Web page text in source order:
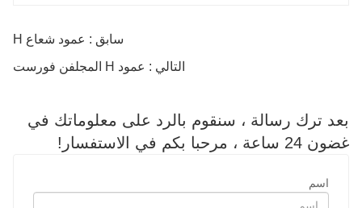
سابق : عمود شعاع H
التالي : عمود H المجلفن فورست
بعد ترك رسالة ، سنقوم بالرد على معلوماتك في
غضون 24 ساعة ، مرحبا بكم في الاستفسار!
اسم